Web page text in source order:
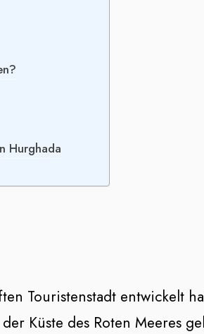
Hurghada
Touristenstadt entwickelt
Küste des Roten Meeres